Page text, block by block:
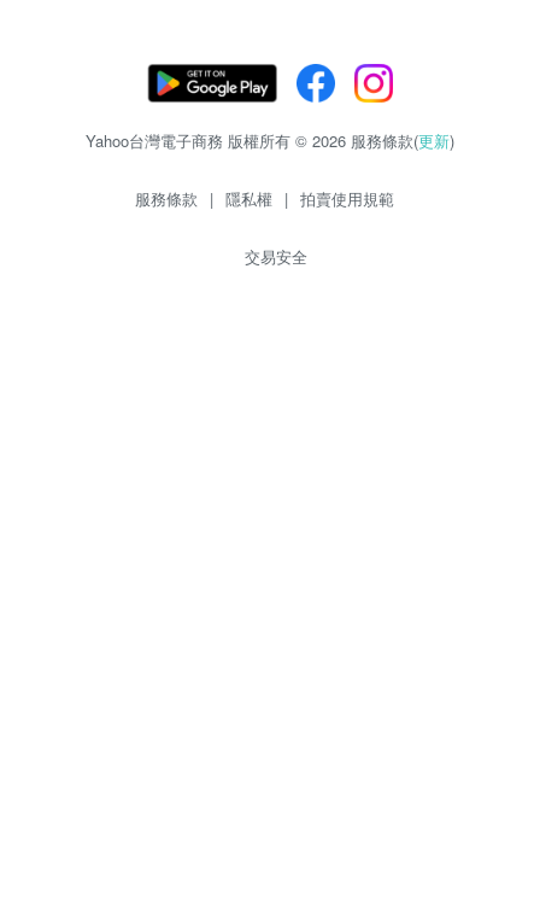
Yahoo台灣電子商務 版權所有 © 2026 服務條款(更新)
服務條款 | 隱私權 | 拍賣使用規範
交易安全